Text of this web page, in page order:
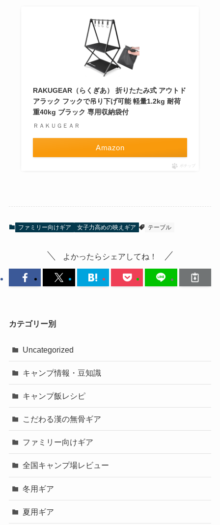
RAKUGEAR（らくぎあ） 折りたたみ式 アウトド
アラック フックで吊り下げ可能 軽量1.2kg 耐荷
重40kg ブラック 専用収納袋付
ＲＡＫＵＧＥＡＲ
Amazon
ポチップ
ファミリー向けギア 女子力高めの映えギア テーブル
よかったらシェアしてね！
カテゴリー別
Uncategorized
キャンプ情報・豆知識
キャンプ飯レシピ
こだわる漢の無骨ギア
ファミリー向けギア
全国キャンプ場レビュー
冬用ギア
夏用ギア